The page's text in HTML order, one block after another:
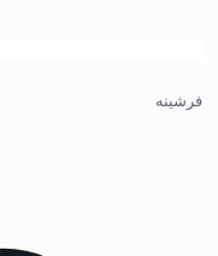
فرشینه